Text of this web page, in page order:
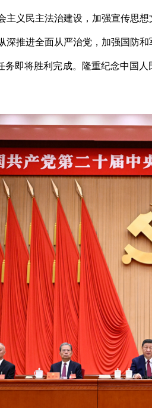
主义民主法治建设，加强宣传思
深推进全面从严治党，加强国防
务即将胜利完成。隆重纪念中国